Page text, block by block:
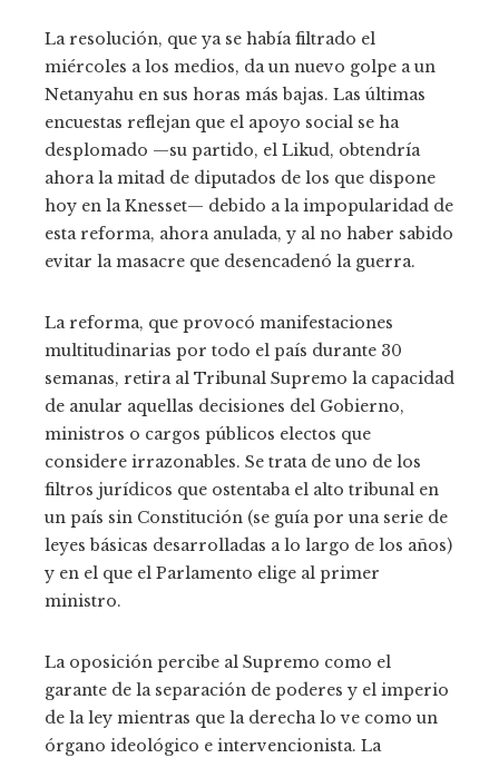
La resolución, que ya se había filtrado el
miércoles a los medios, da un nuevo golpe a un
Netanyahu en sus horas más bajas. Las últimas
encuestas reflejan que el apoyo social se ha
desplomado —su partido, el Likud, obtendría
ahora la mitad de diputados de los que dispone
hoy en la Knesset— debido a la impopularidad de
esta reforma, ahora anulada, y al no haber sabido
evitar la masacre que desencadenó la guerra.
La reforma, que provocó manifestaciones
multitudinarias por todo el país durante 30
semanas, retira al Tribunal Supremo la capacidad
de anular aquellas decisiones del Gobierno,
ministros o cargos públicos electos que
considere irrazonables. Se trata de uno de los
filtros jurídicos que ostentaba el alto tribunal en
un país sin Constitución (se guía por una serie de
leyes básicas desarrolladas a lo largo de los años)
y en el que el Parlamento elige al primer
ministro.
La oposición percibe al Supremo como el
garante de la separación de poderes y el imperio
de la ley mientras que la derecha lo ve como un
órgano ideológico e intervencionista. La